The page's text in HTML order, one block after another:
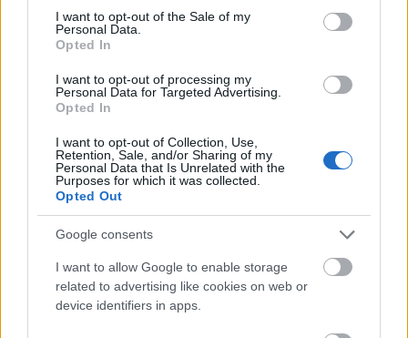
consent section.
I want to opt-out of the Sale of my
Personal Data.
Opted In
I want to opt-out of processing my
Personal Data for Targeted Advertising.
Opted In
I want to opt-out of Collection, Use,
Retention, Sale, and/or Sharing of my
Personal Data that Is Unrelated with the
Purposes for which it was collected.
Opted Out
Google consents
I want to allow Google to enable storage
related to advertising like cookies on web or
device identifiers in apps.
A Hitachi emeletes vonatai gyakori szereplők
errefelé, öröm velük a tengerparti sáv felfedezése